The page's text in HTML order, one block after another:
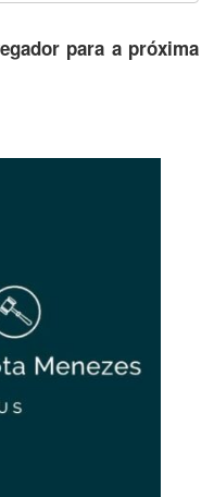
para a próxima